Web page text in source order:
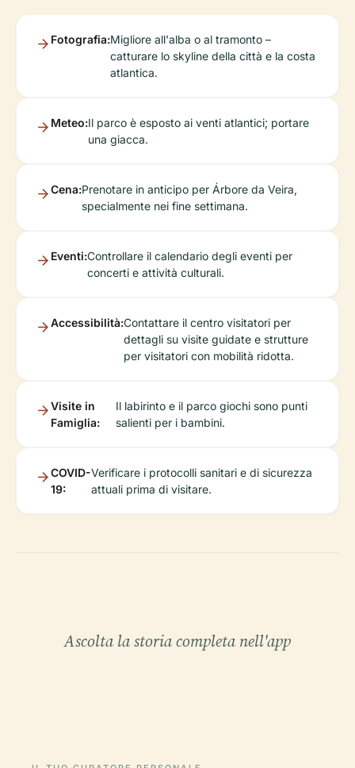
Fotografia:Migliore all'alba o al tramonto –
catturare lo skyline della città e la costa
atlantica.
Meteo:Il parco è esposto ai venti atlantici; portare
una giacca.
Cena:Prenotare in anticipo per Árbore da Veira,
specialmente nei fine settimana.
Eventi:Controllare il calendario degli eventi per
concerti e attività culturali.
Accessibilità:Contattare il centro visitatori per
dettagli su visite guidate e strutture
per visitatori con mobilità ridotta.
Visite in
Famiglia:
Il labirinto e il parco giochi sono punti
salienti per i bambini.
COVID-
19:
Verificare i protocolli sanitari e di sicurezza
attuali prima di visitare.
Ascolta la storia completa nell'app